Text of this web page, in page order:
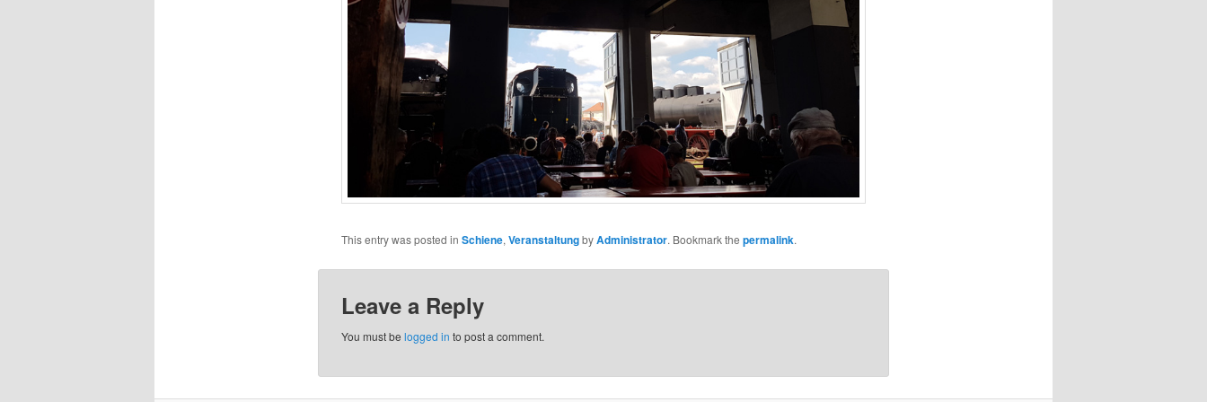
This entry was posted in Schiene, VeranstaltungbyAdministrator. Bookmark the permalink.
Leave a Reply
You must be logged in to post a comment.